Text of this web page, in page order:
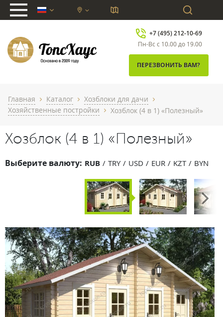
chevron_down
+7 (495) 212-10-69
Пн-Вс с 10.00 до 19.00
ПЕРЕЗВОНИТЬ ВАМ?
Главная chevron_right Каталог chevron_right Хозблоки для дачи chevron_right
Хозяйственные постройки chevron_right Хозблок (4 в 1) «Полезный»
Хозблок (4 в 1) «Полезный»
Выберите валюту: RUB TRY USD EUR KZT BYN
Next